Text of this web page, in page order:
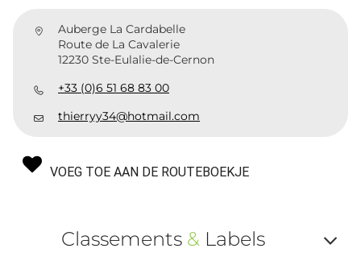
Auberge La Cardabelle
Route de La Cavalerie
12230 Ste-Eulalie-de-Cernon
+33 (0)6 51 68 83 00
thierryy34@hotmail.com
VOEG TOE AAN DE ROUTEBOEKJE
Classements &Labels